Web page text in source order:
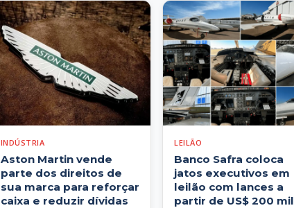
INDÚSTRIA
Aston Martin vende
parte dos direitos de
sua marca para reforçar
caixa e reduzir dívidas
LEILÃO
Banco Safra coloca
jatos executivos em
leilão com lances a
partir de US$ 200 mil